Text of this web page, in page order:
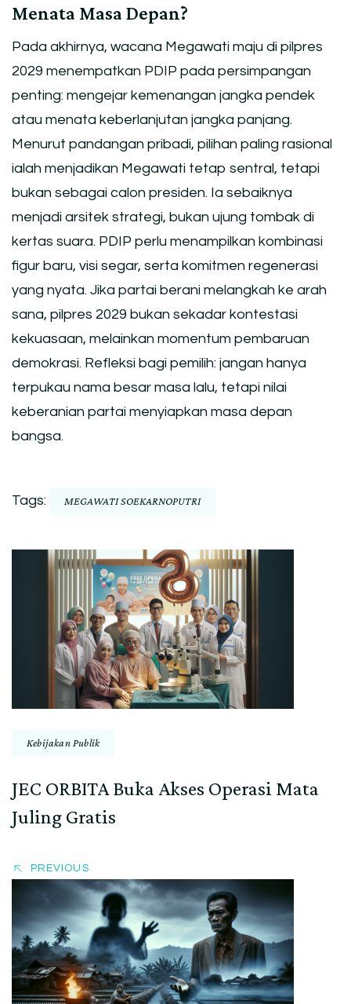
Menata Masa Depan?
Pada akhirnya, wacana Megawati maju di pilpres
2029 menempatkan PDIP pada persimpangan
penting: mengejar kemenangan jangka pendek
atau menata keberlanjutan jangka panjang.
Menurut pandangan pribadi, pilihan paling rasional
ialah menjadikan Megawati tetap sentral, tetapi
bukan sebagai calon presiden. Ia sebaiknya
menjadi arsitek strategi, bukan ujung tombak di
kertas suara. PDIP perlu menampilkan kombinasi
figur baru, visi segar, serta komitmen regenerasi
yang nyata. Jika partai berani melangkah ke arah
sana, pilpres 2029 bukan sekadar kontestasi
kekuasaan, melainkan momentum pembaruan
demokrasi. Refleksi bagi pemilih: jangan hanya
terpukau nama besar masa lalu, tetapi nilai
keberanian partai menyiapkan masa depan
bangsa.
Tags: MEGAWATI SOEKARNOPUTRI
Post
Navigation
Kebijakan Publik
JEC ORBITA Buka Akses Operasi Mata
Juling Gratis
PREVIOUS